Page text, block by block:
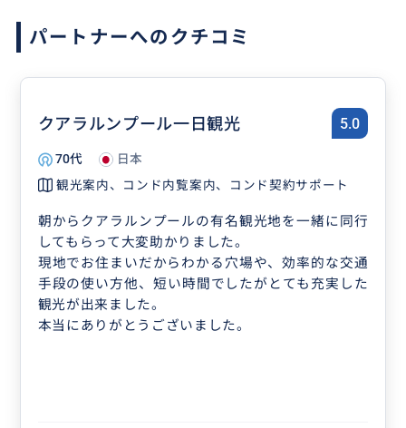
パートナーへのクチコミ
クアラルンプール一日観光 5.0
70代
日本
観光案内、コンド内覧案内、コンド契約サポート
朝からクアラルンプールの有名観光地を一緒に同行
してもらって大変助かりました。
現地でお住まいだからわかる穴場や、効率的な交通
手段の使い方他、短い時間でしたがとても充実した
観光が出来ました。
本当にありがとうございました。